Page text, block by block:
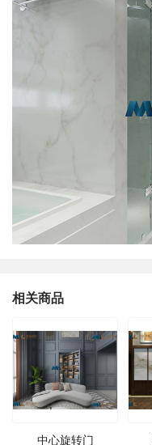
相关商品
中心旋转门